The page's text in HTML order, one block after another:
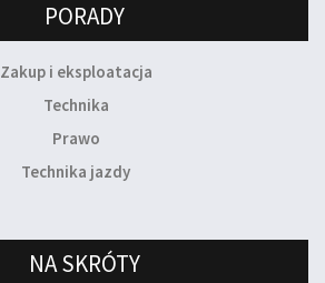
PORADY
Zakup i eksploatacja
Technika
Prawo
Technika jazdy
NA SKRÓTY